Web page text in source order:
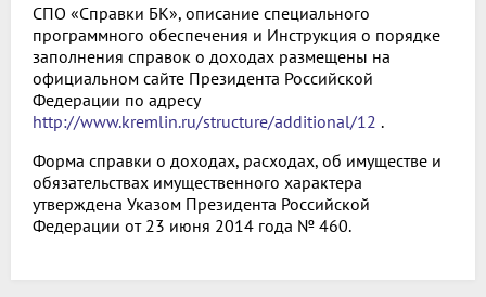
СПО «Справки БК», описание специального
программного обеспечения и Инструкция о порядке
заполнения справок о доходах размещены на
официальном сайте Президента Российской
Федерации по адресу
http://www.kremlin.ru/structure/additional/12 .
Форма справки о доходах, расходах, об имуществе и
обязательствах имущественного характера
утверждена Указом Президента Российской
Федерации от 23 июня 2014 года № 460.